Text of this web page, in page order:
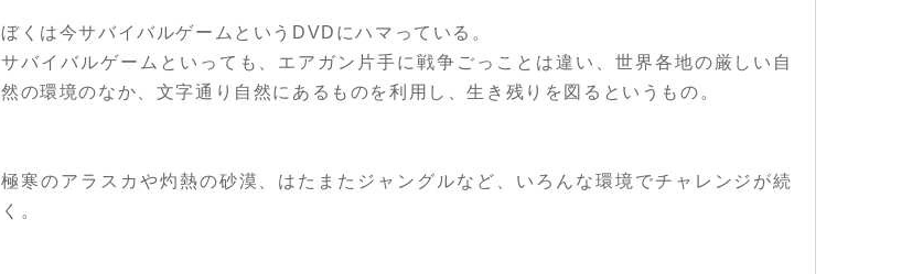
ぼくは今サバイバルゲームというDVDにハマっている。
サバイバルゲームといっても、エアガン片手に戦争ごっことは違い、世界各地の厳しい自
然の環境のなか、文字通り自然にあるものを利用し、生き残りを図るというもの。
極寒のアラスカや灼熱の砂漠、はたまたジャングルなど、いろんな環境でチャレンジが続
く。